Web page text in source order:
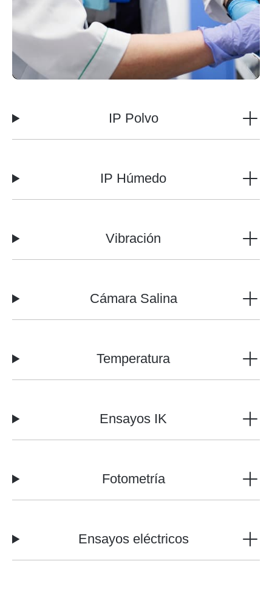
IP Polvo
IP Húmedo
Vibración
Cámara Salina
Temperatura
Ensayos IK
Fotometría
Ensayos eléctricos